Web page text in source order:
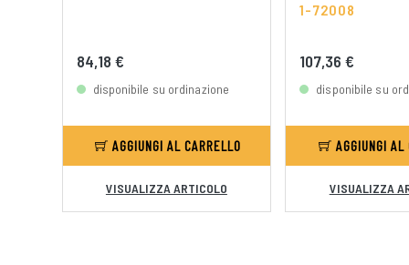
84,18 €
disponibile su ordinazione
AGGIUNGI AL CARRELLO
VISUALIZZA ARTICOLO
1-72008
107,36 €
disponibile su
AGGIUNGI AL
VISUALIZZA